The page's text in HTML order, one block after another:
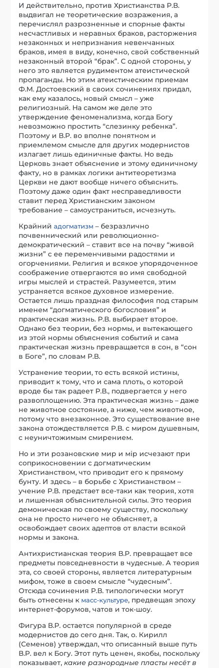
И действительно, против Христианства Р.В.
выдвигал не теоретические возражения, а
перечислял разрозненные и спорные факты
несчастливых и неравных браков, расторжения
незаконных и непризнания невенчанных
браков, имея в виду, конечно, свой собственный
незаконный второй “брак”. С одной стороны, у
него это является рудиментом атеистической
пропаганды. Но этим атеистическим приемам
Ф.М. Достоевский в своих сочинениях придал,
как ему казалось, новый смысл – уже
религиозный. На самом же деле это
утверждение феноменализма, когда Богу
невозможно простить “слезинку ребенка”.
Поэтому и В.Р. во вполне понятном и
приемлемом смысле для других модернистов
излагает лишь единичные факты. Но ведь
Церковь знает объяснение и этому единичному
факту, но в рамках логики антитеоретизма
Церкви не дают вообще ничего объяснить.
Поэтому даже один факт несправедливости
ставит перед Христианским законом
требование – самоустраниться, исчезнуть.
Крайнийадогматизм – безразлично
почвеннический или революционно-
демократический – ставит все на почву “живой
жизни” с ее переменчивыми радостями и
огорчениями. Религия и всякое упорядоченное
соображение отвергаются во имя свободной
игры мыслей и страстей. Разумеется, этим
устраняется всякое духовное измерение.
Остается лишь праздная философия под старым
именем “догматического богословия” и
практическая жизнь. Р.В. выбирает второе.
Однако без теории, без нормы, и вытекающего
из этой нормы объяснения событий и сама
практическая жизнь превращается в сон, в “сон
в Боге”, по словам Р.В.
Устранение теории, то есть всякой истины,
приводит к тому, что и сама плоть, о которой
вроде бы так радеет Р.В., подвергается у него
развоплощению. Эта практическая жизнь – даже
не животное состояние, а ниже, чем животное,
потому что внезаконное. Это существование вне
закона отождествляется Р.В. с миром душевным,
с неуничтожимым смирением.
Но и эти розановские мир и мiр исчезают при
соприкосновении с догматическим
Христианством, что приводит его к прямому
бунту. И здесь – в борьбе с Христианством –
учение Р.В. предстает все-таки как теория, хотя
и лишенная объяснительной силы. Это теория
демоническая по своему существу, поскольку
она не просто ничего не объясняет, а
освобождает своих адептов от власти всякой
нормы и закона.
Антихристианская теория В.Р. превращает все
предметы повседневности в чудесные. А теория
эта, со своей стороны, является литературным
мифом, тоже в своем смысле “чудесным”.
Отсюда сочинения Р.В. типологически могут
быть отнесены к масс-культуре, предвещая эпоху
интернет-форумов, чатов и ток-шоу.
Фигура В.Р. остается популярной в среде
модернистов до сего дня. Так, о. Кирилл
(Семенов) утверждал, что описанный выше путь
В.Р. вел к Богу. Этот путь ценен, якобы, поскольку
показывает,какие разнородные пласты несёт в